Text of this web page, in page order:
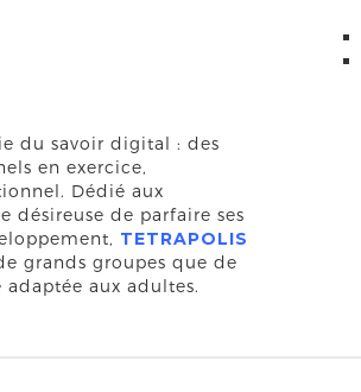
du savoir digital : des
en exercice,
Dédié aux
désireuse de parfaire ses
TETRAPOLIS
grands groupes que de
aux adultes.